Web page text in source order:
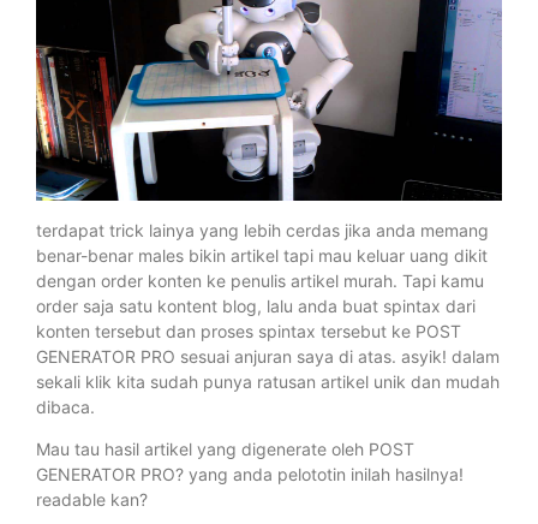
terdapat trick lainya yang lebih cerdas jika anda memang
benar-benar males bikin artikel tapi mau keluar uang dikit
dengan order konten ke penulis artikel murah. Tapi kamu
order saja satu kontent blog, lalu anda buat spintax dari
konten tersebut dan proses spintax tersebut ke POST
GENERATOR PRO sesuai anjuran saya di atas. asyik! dalam
sekali klik kita sudah punya ratusan artikel unik dan mudah
dibaca.
Mau tau hasil artikel yang digenerate oleh POST
GENERATOR PRO? yang anda pelototin inilah hasilnya!
readable kan?